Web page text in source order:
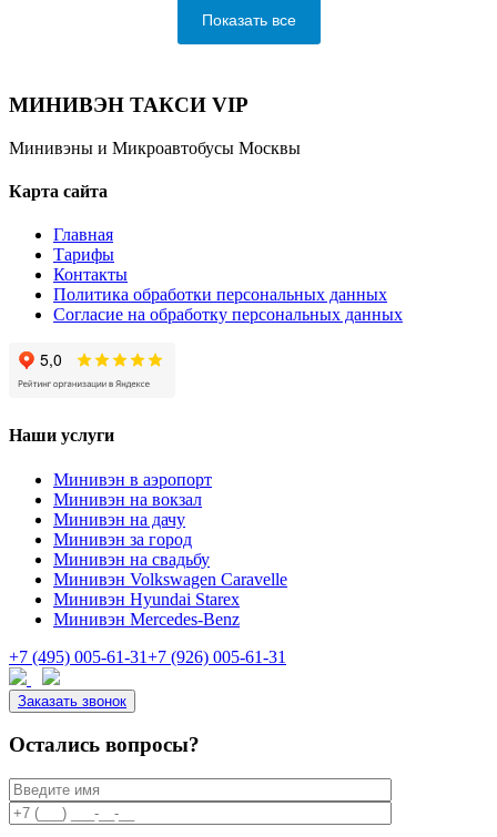
Показать все
МИНИВЭН ТАКСИ VIP
Минивэны и Микроавтобусы Москвы
Карта сайта
Главная
Тарифы
Контакты
Политика обработки персональных данных
Согласие на обработку персональных данных
Наши услуги
Минивэн в аэропорт
Минивэн на вокзал
Минивэн на дачу
Минивэн за город
Минивэн на свадьбу
Минивэн Volkswagen Caravelle
Минивэн Hyundai Starex
Минивэн Mercedes-Benz
+7 (495) 005-61-31+7 (926) 005-61-31
Заказать звонок
Остались вопросы?